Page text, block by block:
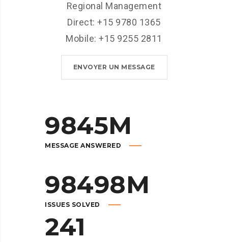
Regional Management
Direct: +15 9780 1365
Mobile: +15 9255 2811
ENVOYER UN MESSAGE
9845M
MESSAGE ANSWERED
98498M
ISSUES SOLVED
241